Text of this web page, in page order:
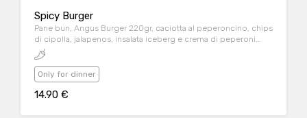
Spicy Burger
Pane bun, Angus Burger 220gr, caciotta al peperoncino, chips
di cipolla, jalapenos, insalata iceberg e crema di peperoni
arrosti
Only for dinner
14.90 €